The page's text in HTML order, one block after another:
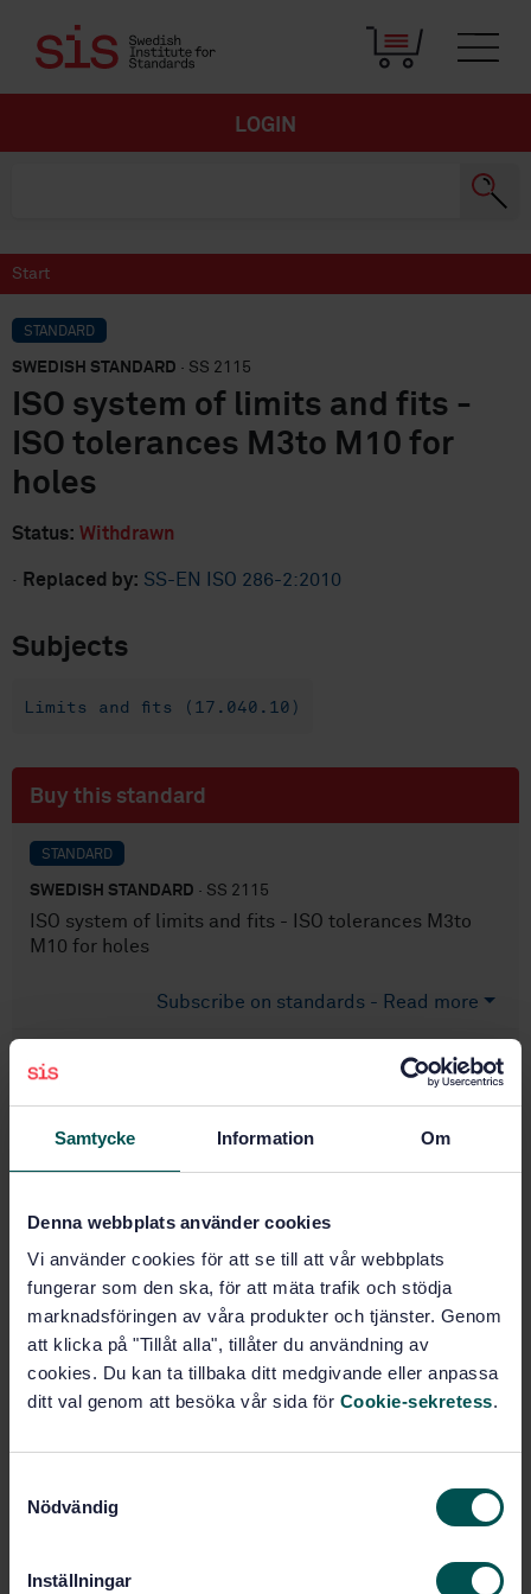
Samtycke Information Om
Denna webbplats använder cookies
Vi använder cookies för att se till att vår webbplats
fungerar som den ska, för att mäta trafik och stödja
marknadsföringen av våra produkter och tjänster. Genom
att klicka på "Tillåt alla", tillåter du användning av
cookies. Du kan ta tillbaka ditt medgivande eller anpassa
ditt val genom att besöka vår sida för Cookie-sekretess.
Nödvändig
Inställningar
LOGIN
Start
STANDARD
SWEDISH STANDARD · SS 2115
ISO system of limits and fits -
ISO tolerances M3to M10 for
holes
Status: Withdrawn
· Replaced by: SS-EN ISO 286-2:2010
Subjects
Limits and fits (17.040.10)
Buy this standard
STANDARD
SWEDISH STANDARD · SS 2115
ISO system of limits and fits - ISO tolerances M3to
M10 for holes
Subscribe on standards - Read more
Price: 687 SEK
Add to cart
Show more
Product information
Language: Swedish
Written by:Svenska institutet för
standarder
International title:
Approved: